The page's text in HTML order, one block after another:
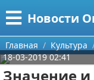
Новости
Меню
Главная
Категории
Главная Культура
18-03-2019 02:41
Значение